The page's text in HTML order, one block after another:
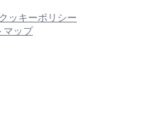
クッキーポリシー
マップ